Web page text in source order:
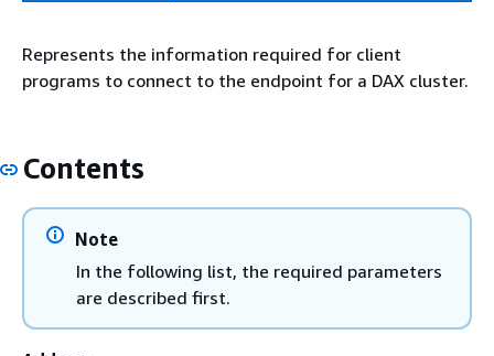
Represents the information required for client
programs to connect to the endpoint for a DAX cluster.
Contents
Note
In the following list, the required parameters
are described first.